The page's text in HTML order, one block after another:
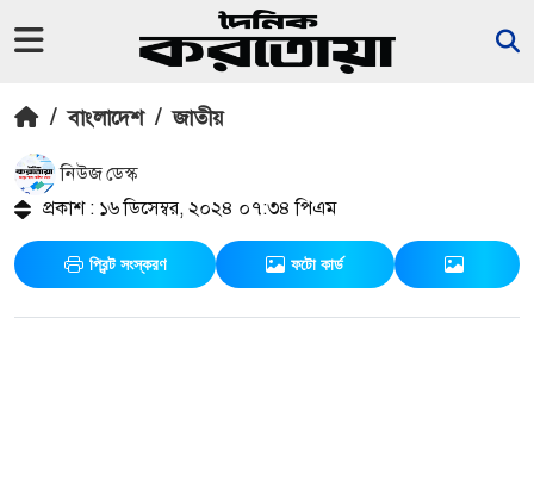
/ বাংলাদেশ / জাতীয়
নিউজ ডেস্ক
প্রকাশ : ১৬ ডিসেম্বর, ২০২৪ ০৭:৩৪ পিএম
প্রিন্ট সংস্করণ ফটো কার্ড